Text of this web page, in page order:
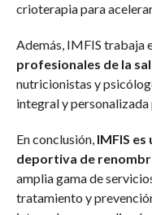
crioterapia para
Además, IMFIS trabaja
profesionales de la
nutricionistas y
integral y personalizada
En conclusión,IMFIS es
deportiva de
amplia gama de
tratamiento y